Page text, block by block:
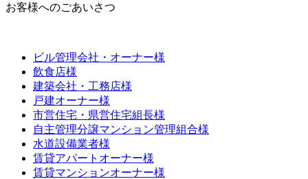
お客様へのごあいさつ
ビル管理会社・オーナー様
飲食店様
建築会社・工務店様
戸建オーナー様
市営住宅・県営住宅組長様
自主管理分譲マンション管理組合様
水道設備業者様
賃貸アパートオーナー様
賃貸マンションオーナー様